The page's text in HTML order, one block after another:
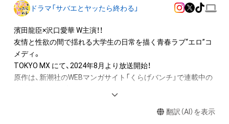
アイテムの保有者が有する権利」の範囲を超えた行為、知的財産
権を侵害するおそれのある行為(改変、公開、配布、逆コンパイ
ル、リバースエンジニアリングを含みますが、これに限定されま
せん。)を行うことはできません。
・本アイテムに関する創作物の利用については、公序良俗や法令
に反する利用またはその恐れのある利用など、作成者が不適切
であると判断した場合、利用をお断りさせていただきます。
保有者、その他第三者が損害を被った場合、その損害がいかなる
原因で発生したものであっても、本アイテムの著作権を有する
ドラマ「サバエとヤッたら終わる」
濱田龍臣×沢口愛華 W主演！！
友情と性欲の間で揺れる大学生の日常を描く青春ラブ“エロ”コ
メディ。
TOKYO MX にて、2024年8月より放送開始！
原作は、新潮社のWEBマンガサイト「くらげバンチ」で連載中の
翻訳（AI）を表示